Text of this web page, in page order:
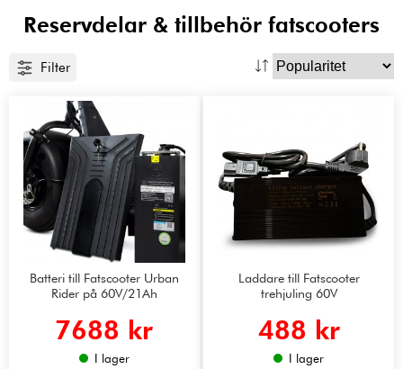
Reservdelar & tillbehör fatscooters
Filter
Batteri till Fatscooter Urban
Rider på 60V/21Ah
7688 kr
I lager
Laddare till Fatscooter
trehjuling 60V
488 kr
I lager